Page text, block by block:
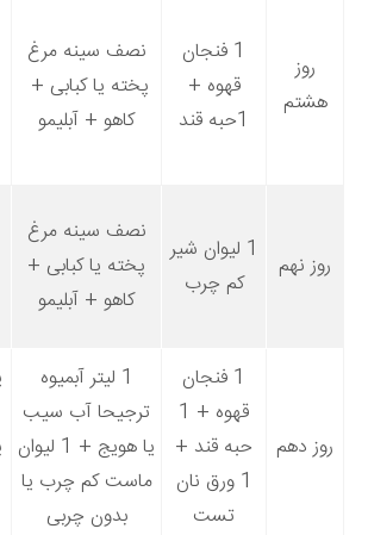
روز
هشتم
1 فنجان
قهوه +
1حبه قند
نصف سینه مرغ
پخته یا کبابی +
کاهو + آبلیمو
روز نهم
1 لیوان شیر
کم چرب
نصف سینه مرغ
پخته یا کبابی +
کاهو + آبلیمو
روز دهم
1 فنجان
قهوه + 1
حبه قند +
1 ورق نان
تست
1 لیتر آبمیوه
ترجیحا آب سیب
یا هویج + 1 لیوان
ماست کم چرب یا
بدون چربی